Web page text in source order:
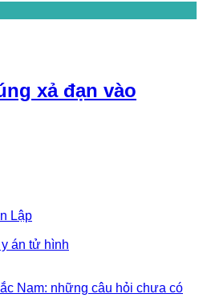
xả đạn vào
Lập
án tử hình
Nam: những câu hỏi chưa có